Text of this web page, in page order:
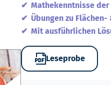
Mathekenntnisse
Übungen zu
Mit ausführlichen
Leseprobe